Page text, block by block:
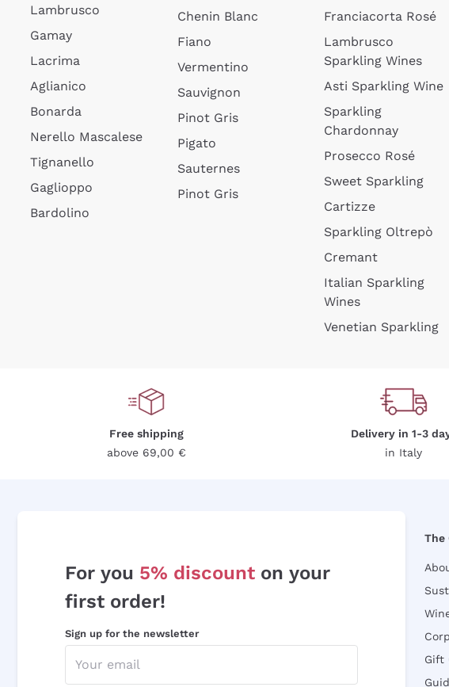
Lambrusco
Gamay
Lacrima
Aglianico
Bonarda
Nerello Mascalese
Tignanello
Gaglioppo
Bardolino
Chenin Blanc
Fiano
Vermentino
Sauvignon
Pinot Gris
Pigato
Sauternes
Pinot Gris
Franciacorta Rosé
Lambrusco
Sparkling Wines
Asti Sparkling Wine
Sparkling
Chardonnay
Prosecco Rosé
Sweet Sparkling
Cartizze
Sparkling Oltrepò
Cremant
Italian Sparkling
Wines
Venetian Sparkling
Free shipping
above 69,00 €
Delivery in 1-3
in Italy
For you 5% discount on your
first order!
Sign up for the newsletter
The
Gift